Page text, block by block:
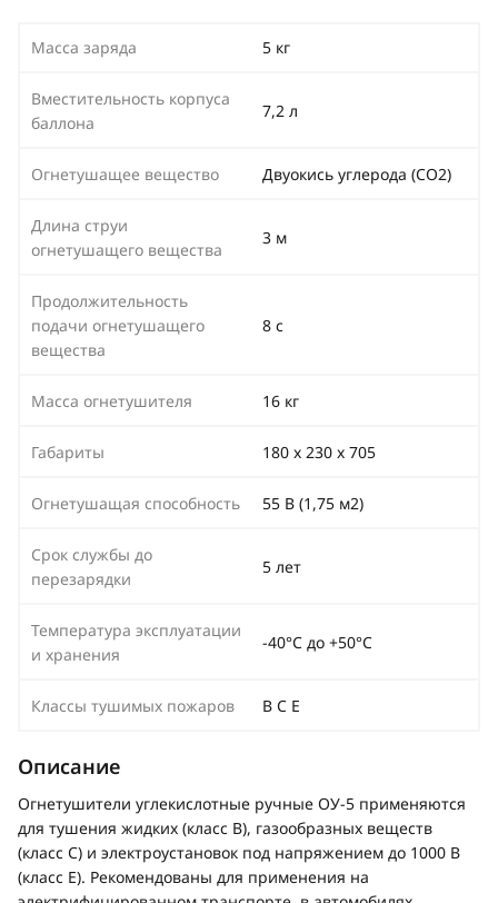
Масса заряда 5 кг
Вместительность корпуса
баллона
7,2 л
Огнетушащее вещество Двуокись углерода (CO2)
Длина струи
огнетушащего вещества
3 м
Продолжительность
подачи огнетушащего
вещества
8 с
Масса огнетушителя 16 кг
Габариты 180 х 230 х 705
Огнетушащая способность 55 В (1,75 м2)
Срок службы до
перезарядки
5 лет
Температура эксплуатации
и хранения
-40°С до +50°С
Классы тушимых пожаров B C E
Описание
Огнетушители углекислотные ручные ОУ-5 применяются
для тушения жидких (класс В), газообразных веществ
(класс С) и электроустановок под напряжением до 1000 В
(класс Е). Рекомендованы для применения на